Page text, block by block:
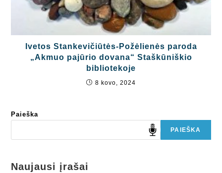
Ivetos Stankevičiūtės-Požėlienės paroda
„Akmuo pajūrio dovana“ Staškūniškio
bibliotekoje
8 kovo, 2024
Paieška
PAIEŠKA
Naujausi įrašai